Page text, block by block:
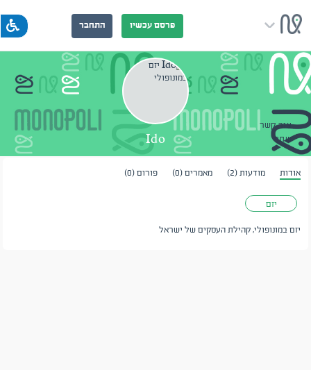
פרסם עכשיו התחבר
צור קשר
שתף
Ido
אודות מודעות (2) מאמרים (0) פורום (0)
יזם
יזם במונופולי, קהילת העסקים של ישראל